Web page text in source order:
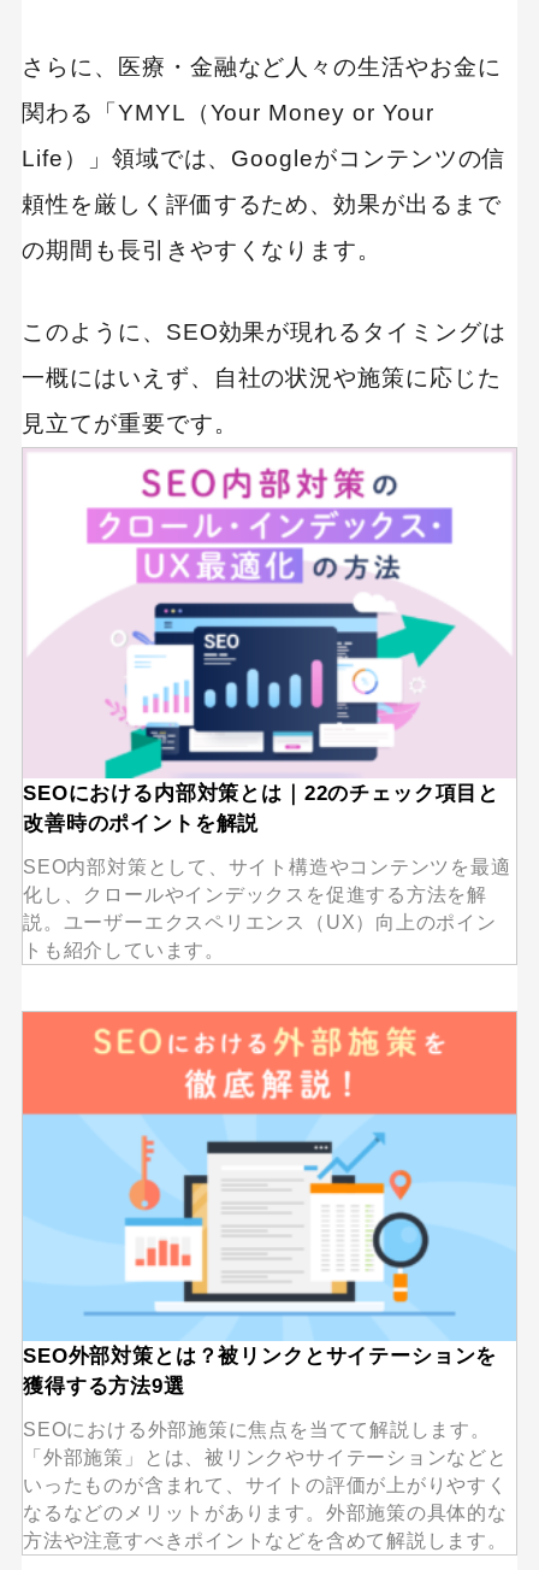
さらに、医療・金融など人々の生活やお金に
関わる「YMYL（Your Money or Your
Life）」領域では、Googleがコンテンツの信
頼性を厳しく評価するため、効果が出るまで
の期間も長引きやすくなります。
このように、SEO効果が現れるタイミングは
一概にはいえず、自社の状況や施策に応じた
見立てが重要です。
SEOにおける内部対策とは｜22のチェック項目と
改善時のポイントを解説
SEO内部対策として、サイト構造やコンテンツを最適
化し、クロールやインデックスを促進する方法を解
説。ユーザーエクスペリエンス（UX）向上のポイン
トも紹介しています。
SEO外部対策とは？被リンクとサイテーションを
獲得する方法9選
SEOにおける外部施策に焦点を当てて解説します。
「外部施策」とは、被リンクやサイテーションなどと
いったものが含まれて、サイトの評価が上がりやすく
なるなどのメリットがあります。外部施策の具体的な
方法や注意すべきポイントなどを含めて解説します。